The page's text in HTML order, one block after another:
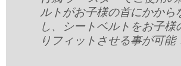
ルトがお子様の首にかから
し、シートベルトをお子様
りフィットさせる事が可能